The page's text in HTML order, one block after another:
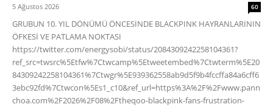
5 Ağustos 2026 60
GRUBUN 10. YIL DÖNÜMÜ ÖNCESİNDE BLACKPINK HAYRANLARININ
ÖFKESİ VE PATLAMA NOKTASI
https://twitter.com/energysobi/status/2084309242258104361?
ref_src=twsrc%5Etfw%7Ctwcamp%5Etweetembed%7Ctwterm%5E20
84309242258104361%7Ctwgr%5E939362558ab9d5f9b4fccffa84a6cff6
3ebc92fd%7Ctwcon%5Es1_c10&ref_url=https%3A%2F%2Fwww.pann
choa.com%2F2026%2F08%2Ftheqoo-blackpink-fans-frustration-